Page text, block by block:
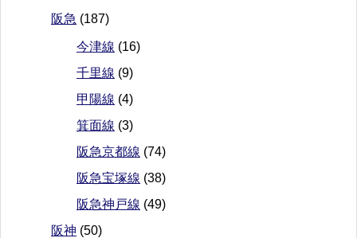
阪急 (187)
今津線 (16)
千里線 (9)
甲陽線 (4)
箕面線 (3)
阪急京都線 (74)
阪急宝塚線 (38)
阪急神戸線 (49)
阪神 (50)